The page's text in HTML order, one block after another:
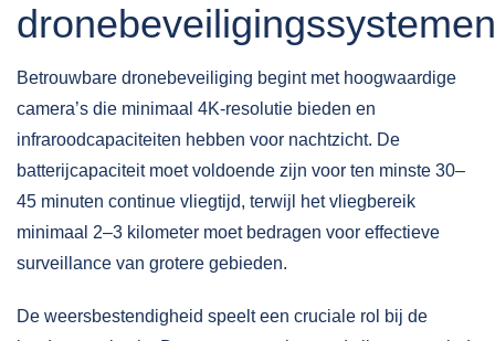
Betrouwbare dronebeveiliging begint met hoogwaardige
camera’s die minimaal 4K-resolutie bieden en
infraroodcapaciteiten hebben voor nachtzicht. De
batterijcapaciteit moet voldoende zijn voor ten minste 30–
45 minuten continue vliegtijd, terwijl het vliegbereik
minimaal 2–3 kilometer moet bedragen voor effectieve
surveillance van grotere gebieden.
De weersbestendigheid speelt een cruciale rol bij de